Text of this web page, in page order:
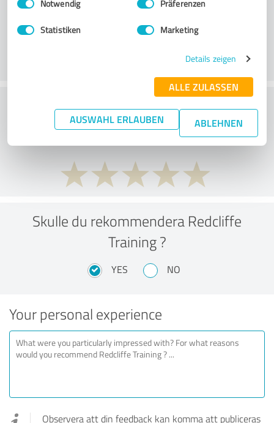
Notwendig Präferenzen
Statistiken Marketing
Details zeigen
ALLE ZULASSEN
AUSWAHL ERLAUBEN ABLEHNEN
What do you think of the price to
performance ratio?
Skulle du rekommendera Redcliffe
Training ?
YES NO
Your personal experience
Observera att din feedback kan komma att publiceras